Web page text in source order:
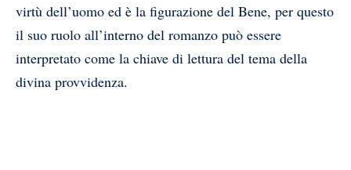
virtù dell’uomo ed è la figurazione del Bene, per questo
il suo ruolo all’interno del romanzo può essere
interpretato come la chiave di lettura del tema della
divina provvidenza.